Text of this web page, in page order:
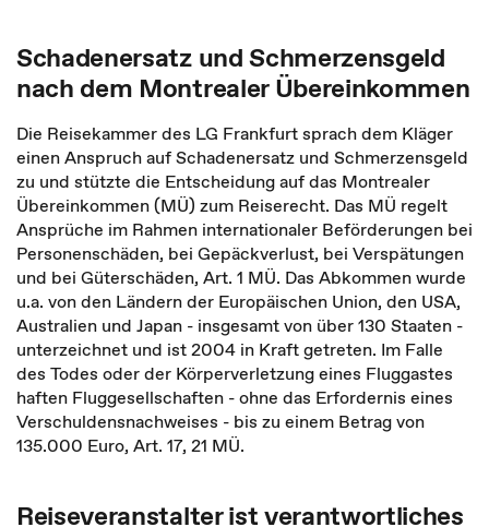
Schadenersatz und Schmerzensgeld
nach dem Montrealer Übereinkommen
Die Reisekammer des LG Frankfurt sprach dem Kläger
einen Anspruch auf Schadenersatz und Schmerzensgeld
zu und stützte die Entscheidung auf das Montrealer
Übereinkommen (MÜ) zum Reiserecht. Das MÜ regelt
Ansprüche im Rahmen internationaler Beförderungen bei
Personenschäden, bei Gepäckverlust, bei Verspätungen
und bei Güterschäden, Art. 1 MÜ. Das Abkommen wurde
u.a. von den Ländern der Europäischen Union, den USA,
Australien und Japan - insgesamt von über 130 Staaten -
unterzeichnet und ist 2004 in Kraft getreten. Im Falle
des Todes oder der Körperverletzung eines Fluggastes
haften Fluggesellschaften - ohne das Erfordernis eines
Verschuldensnachweises - bis zu einem Betrag von
135.000 Euro, Art. 17, 21 MÜ.
Reiseveranstalter ist verantwortliches